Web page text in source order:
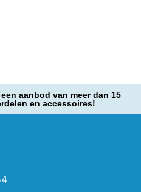
aanbod van meer dan 15
en accessoires!